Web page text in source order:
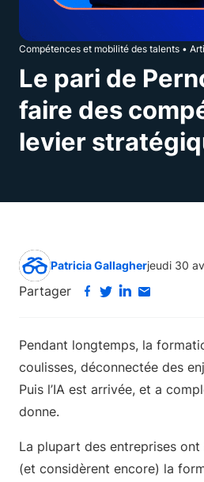
Compétences et mobilité des talents •
Le pari de
faire des
levier
Patricia Gallagherjeudi 30
Partager
Pendant longtemps, la
coulisses, déconnectée des
Puis l’IA est arrivée, et a
donne.
La plupart des entreprises
(et considèrent encore) la